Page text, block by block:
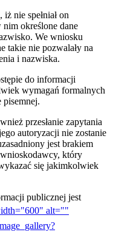
nie spełniał on
nim określone dane
We wniosku
takie nie pozwalały na
i nazwiska.
do informacji
wymagań formalnych
przesłanie zapytania
autoryzacji nie zostanie
jest brakiem
który
się jakimkolwiek
publicznej jest
alt=""